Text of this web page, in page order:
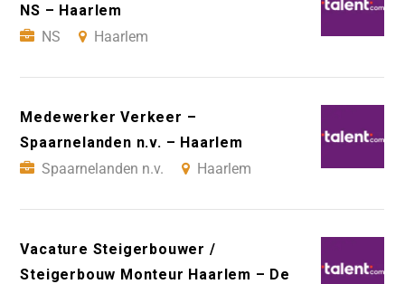
NS – Haarlem
NS
Haarlem
Medewerker Verkeer –
Spaarnelanden n.v. – Haarlem
Spaarnelanden n.v.
Haarlem
Vacature Steigerbouwer /
Steigerbouw Monteur Haarlem – De